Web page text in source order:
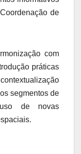
de
com
práticas
segmentos de
de novas